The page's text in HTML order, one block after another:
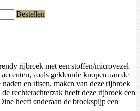
Bestellen
rijbroek met een stoffen/microvezel
zoals gekleurde knopen aan de
en ritsen, maken van deze rijbroek
rechterachterzak heeft deze rijbroek een
heeft onderaan de broekspijp een